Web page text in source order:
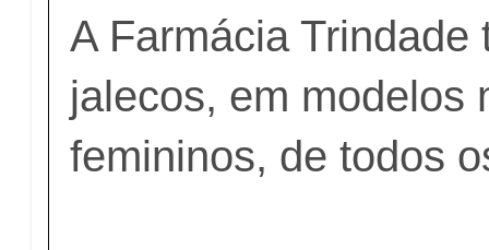
A Farmácia Trindade
jalecos, em modelos
femininos, de todos